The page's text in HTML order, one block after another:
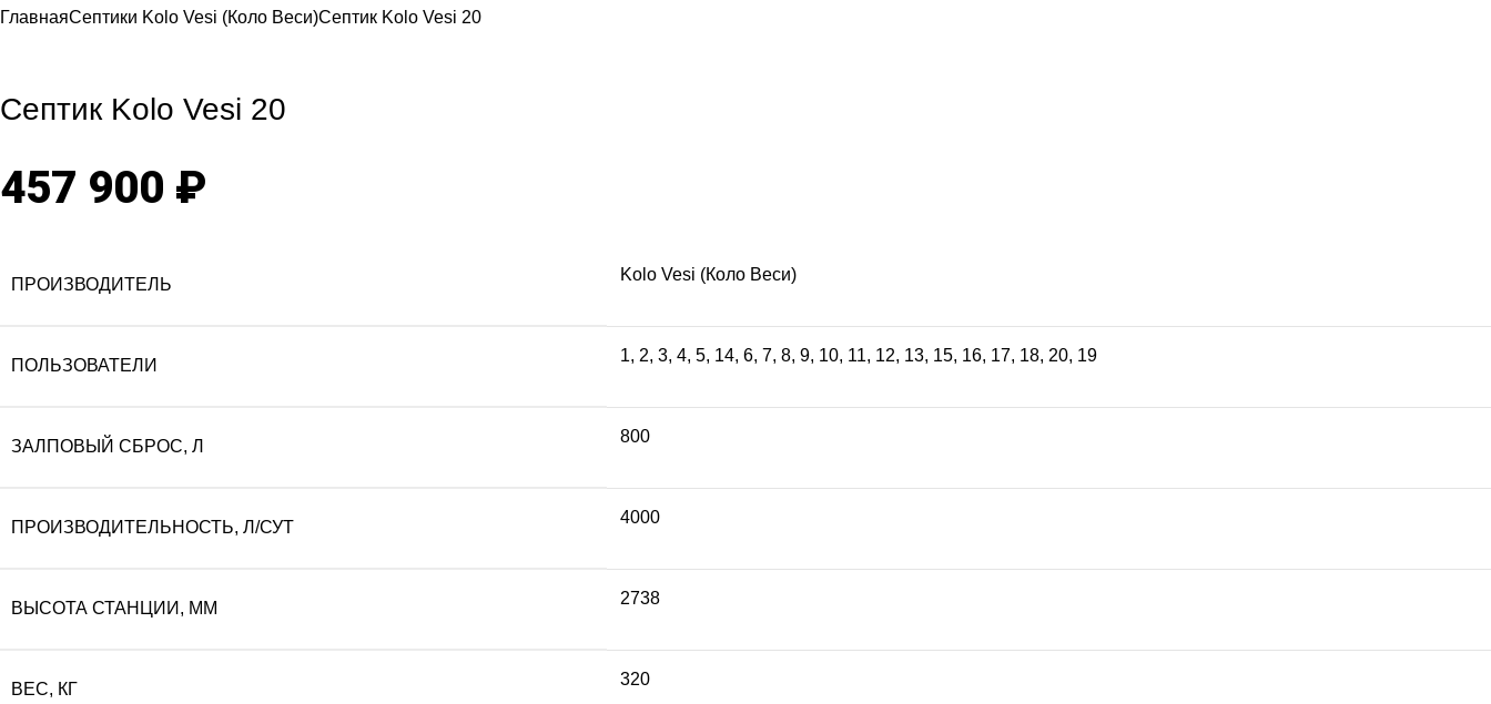
ГлавнаяСептики Kolo Vesi (Коло Веси)Септик Kolo Vesi 20
Септик Kolo Vesi 20
457 900 ₽
ПРОИЗВОДИТЕЛЬ
Kolo Vesi (Коло Веси)
ПОЛЬЗОВАТЕЛИ
1, 2, 3, 4, 5, 14, 6, 7, 8, 9, 10, 11, 12, 13, 15, 16, 17, 18, 20, 19
ЗАЛПОВЫЙ СБРОС, Л
800
ПРОИЗВОДИТЕЛЬНОСТЬ, Л/СУТ
4000
ВЫСОТА СТАНЦИИ, ММ
2738
ВЕС, КГ
320